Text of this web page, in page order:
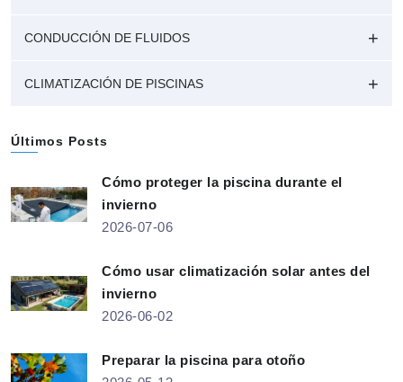
CONDUCCIÓN DE FLUIDOS
CLIMATIZACIÓN DE PISCINAS
Últimos Posts
Cómo proteger la piscina durante el
invierno
2026-07-06
Cómo usar climatización solar antes del
invierno
2026-06-02
Preparar la piscina para otoño